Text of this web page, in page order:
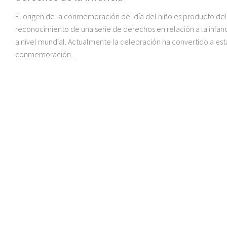
El origen de la conmemoración del día del niño es producto del
reconocimiento de una serie de derechos en relación a la
a nivel mundial. Actualmente la celebración ha convertido a
conmemoración...